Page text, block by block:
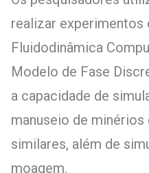
realizar experimentos
Fluidodinâmica
Modelo de Fase
a capacidade de
manuseio de
similares, além de
moagem.